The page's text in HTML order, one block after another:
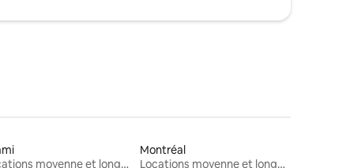
Locations moyenne et longue durée
Montréal
Locations moyenne et longue durée